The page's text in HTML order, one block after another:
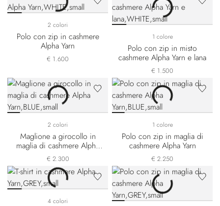
2 colori
Polo con zip in cashmere
Alpha Yarn
€ 1.600
1 colore
Polo con zip in misto
cashmere Alpha Yarn e lana
€ 1.500
2 colori
Maglione a girocollo in
maglia di cashmere Alpha
Yarn
€ 2.300
1 colore
Polo con zip in maglia di
cashmere Alpha Yarn
€ 2.250
4 colori